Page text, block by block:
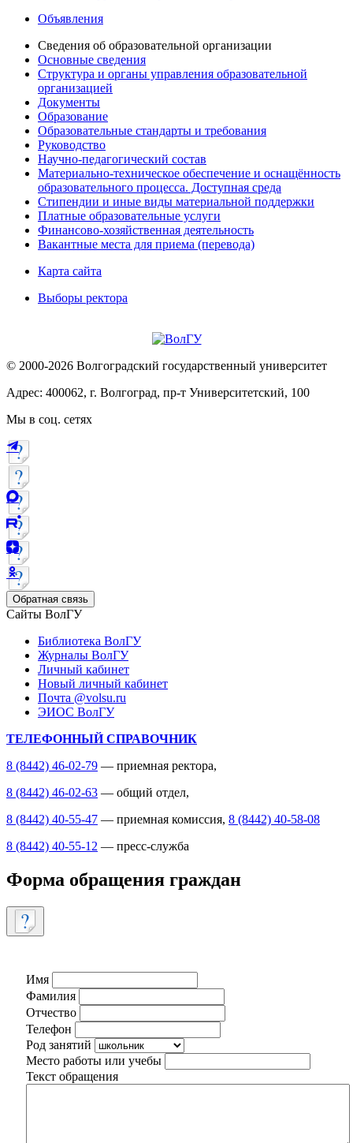
Объявления
Сведения об образовательной организации
Основные сведения
Структура и органы управления образовательной
организацией
Документы
Образование
Образовательные стандарты и требования
Руководство
Научно-педагогический состав
Материально-техническое обеспечение и оснащённость
образовательного процесса. Доступная среда
Стипендии и иные виды материальной поддержки
Платные образовательные услуги
Финансово-хозяйственная деятельность
Вакантные места для приема (перевода)
Карта сайта
Выборы ректора
© 2000-2026 Волгоградский государственный университет
Адрес: 400062, г. Волгоград, пр-т Университетский, 100
Мы в соц. сетях
Обратная связь
Сайты ВолГУ
Библиотека ВолГУ
Журналы ВолГУ
Личный кабинет
Новый личный кабинет
Почта @volsu.ru
ЭИОС ВолГУ
ТЕЛЕФОННЫЙ СПРАВОЧНИК
8 (8442) 46-02-79 — приемная ректора,
8 (8442) 46-02-63 — общий отдел,
8 (8442) 40-55-47 — приемная комиссия, 8 (8442) 40-58-08
8 (8442) 40-55-12 — пресс-служба
Форма обращения граждан
Имя
Фамилия
Отчество
Телефон
Род занятий
Место работы или учебы
Текст обращения